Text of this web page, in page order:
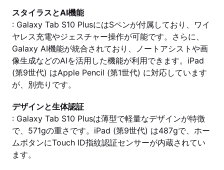
スタイラスとAI機能
: Galaxy Tab S10 PlusにはSペンが付属しており、ワイ
ヤレス充電やジェスチャー操作が可能です。さらに、
Galaxy AI機能が統合されており、ノートアシストや画
像生成などのAIを活用した機能が利用できます。iPad
(第9世代) はApple Pencil (第1世代) に対応しています
が、別売りです。
デザインと生体認証
: Galaxy Tab S10 Plusは薄型で軽量なデザインが特徴
で、571gの重さです。iPad (第9世代) は487gで、ホー
ムボタンにTouch ID指紋認証センサーが内蔵されてい
ます。